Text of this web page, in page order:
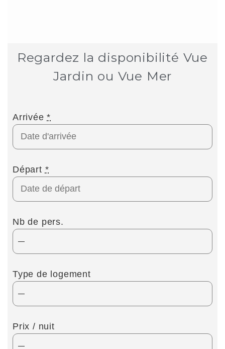
Regardez la disponibilité Vue
Jardin ou Vue Mer
Arrivée*
Départ *
Nb de pers.
Type de logement
Prix / nuit